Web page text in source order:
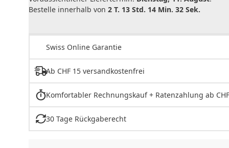
Bestelle innerhalb von 2 T. 13 Std. 14 Min. 32 Sek.
Swiss Online Garantie
Ab CHF 15 versandkostenfrei
Komfortabler Rechnungskauf + Ratenzahlung ab
30 Tage Rückgaberecht